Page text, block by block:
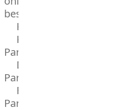
bestellen
Karriere
Kochschul-
Partner
Depot-
Partner
Frischetheken-
Partner